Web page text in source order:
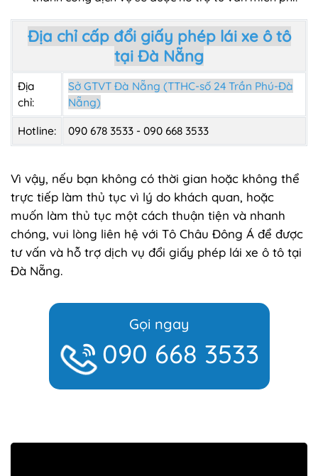
Địa chỉ cấp đổi giấy phép lái xe ô tô
tại Đà Nẵng
Địa
chỉ:
Sở GTVT Đà Nẵng (TTHC-số 24 Trần Phú-Đà
Nẵng)
Hotline:
090 678 3533 - 090 668 3533
Vì vậy, nếu bạn không có thời gian hoặc không thể
trực tiếp làm thủ tục vì lý do khách quan, hoặc
muốn làm thủ tục một cách thuận tiện và nhanh
chóng, vui lòng liên hệ với Tô Châu Đông Á để được
tư vấn và hỗ trợ dịch vụ đổi giấy phép lái xe ô tô tại
Đà Nẵng.
Gọi ngay
090 668 3533